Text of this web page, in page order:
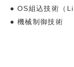
OS組込技術（
機械制御技術